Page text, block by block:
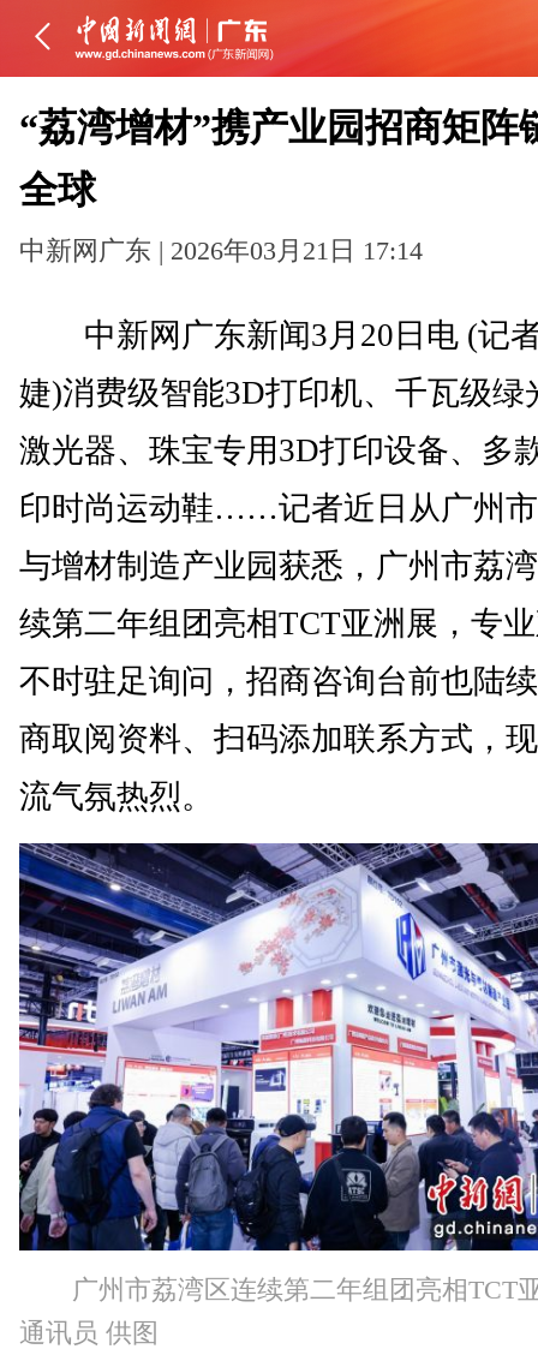
“荔湾增材”携产业园招商矩阵
全球
中新网广东 | 2026年03月21日 17:14
中新网广东新闻3月20日电 (记
婕)消费级智能3D打印机、千瓦级绿
激光器、珠宝专用3D打印设备、多
印时尚运动鞋……记者近日从广州
与增材制造产业园获悉，广州市荔
续第二年组团亮相TCT亚洲展，专
不时驻足询问，招商咨询台前也陆
商取阅资料、扫码添加联系方式，
流气氛热烈。
广州市荔湾区连续第二年组团亮相TCT
通讯员 供图